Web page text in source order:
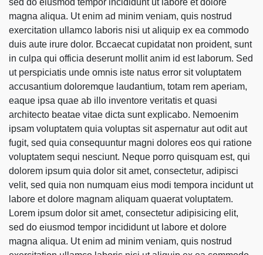
sed do eiusmod tempor incididunt ut labore et dolore
magna aliqua. Ut enim ad minim veniam, quis nostrud
exercitation ullamco laboris nisi ut aliquip ex ea commodo
duis aute irure dolor. Bccaecat cupidatat non proident, sunt
in culpa qui officia deserunt mollit anim id est laborum. Sed
ut perspiciatis unde omnis iste natus error sit voluptatem
accusantium doloremque laudantium, totam rem aperiam,
eaque ipsa quae ab illo inventore veritatis et quasi
architecto beatae vitae dicta sunt explicabo. Nemoenim
ipsam voluptatem quia voluptas sit aspernatur aut odit aut
fugit, sed quia consequuntur magni dolores eos qui ratione
voluptatem sequi nesciunt. Neque porro quisquam est, qui
dolorem ipsum quia dolor sit amet, consectetur, adipisci
velit, sed quia non numquam eius modi tempora incidunt ut
labore et dolore magnam aliquam quaerat voluptatem.
Lorem ipsum dolor sit amet, consectetur adipisicing elit,
sed do eiusmod tempor incididunt ut labore et dolore
magna aliqua. Ut enim ad minim veniam, quis nostrud